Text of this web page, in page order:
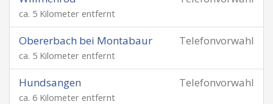
ca. 5 Kilometer entfernt
Telefonvorwahl
Obererbach bei Montabaur
ca. 5 Kilometer entfernt
Telefonvorwahl
Hundsangen
ca. 6 Kilometer entfernt